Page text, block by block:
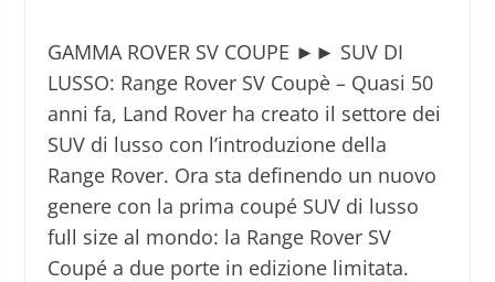
GAMMA ROVER SV COUPE ►► SUV DI
LUSSO: Range Rover SV Coupè – Quasi 50
anni fa, Land Rover ha creato il settore dei
SUV di lusso con l’introduzione della
Range Rover. Ora sta definendo un nuovo
genere con la prima coupé SUV di lusso
full size al mondo: la Range Rover SV
Coupé a due porte in edizione limitata.